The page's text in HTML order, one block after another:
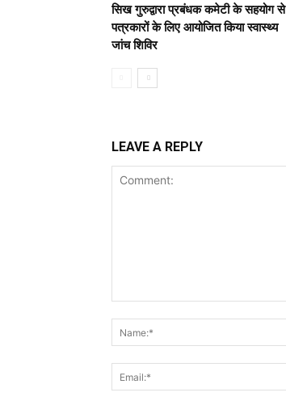
सिख गुरुद्वारा प्रबंधक कमेटी के सहयोग से
पत्रकारों के लिए आयोजित किया स्वास्थ्य
जांच शिविर
LEAVE A REPLY